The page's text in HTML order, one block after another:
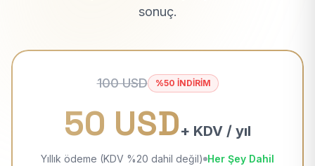
sonuç.
100 USD %50 İNDİRİM
50 USD+ KDV / yıl
Yıllık ödeme (KDV %20 dahil değil) Her Şey Dahil